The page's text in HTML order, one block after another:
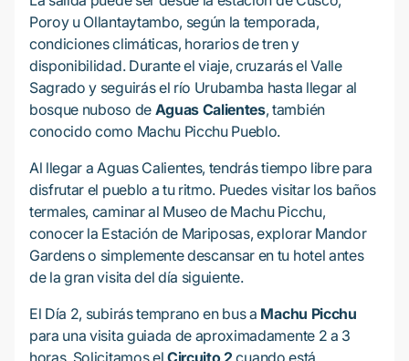
Poroy u Ollantaytambo, según la temporada,
condiciones climáticas, horarios de tren y
disponibilidad. Durante el viaje, cruzarás el Valle
Sagrado y seguirás el río Urubamba hasta llegar al
bosque nuboso de Aguas Calientes, también
conocido como Machu Picchu Pueblo.
Al llegar a Aguas Calientes, tendrás tiempo libre para
disfrutar el pueblo a tu ritmo. Puedes visitar los baños
termales, caminar al Museo de Machu Picchu,
conocer la Estación de Mariposas, explorar Mandor
Gardens o simplemente descansar en tu hotel antes
de la gran visita del día siguiente.
El Día 2, subirás temprano en bus a Machu Picchu
para una visita guiada de aproximadamente 2 a 3
horas. Solicitamos el Circuito 2cuando está